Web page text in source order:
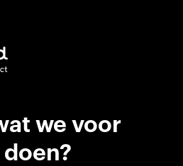
we voor